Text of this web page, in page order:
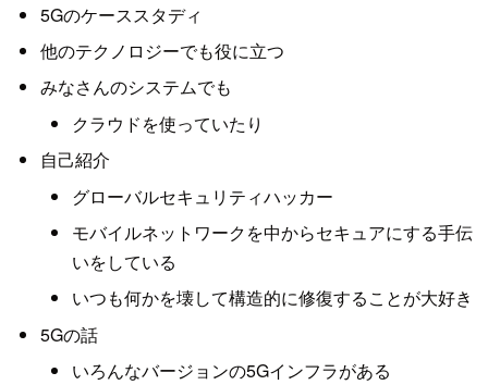
5Gのケーススタディ
他のテクノロジーでも役に立つ
みなさんのシステムでも
クラウドを使っていたり
自己紹介
グローバルセキュリティハッカー
モバイルネットワークを中からセキュアにする手伝
いをしている
いつも何かを壊して構造的に修復することが大好き
5Gの話
いろんなバージョンの5Gインフラがある